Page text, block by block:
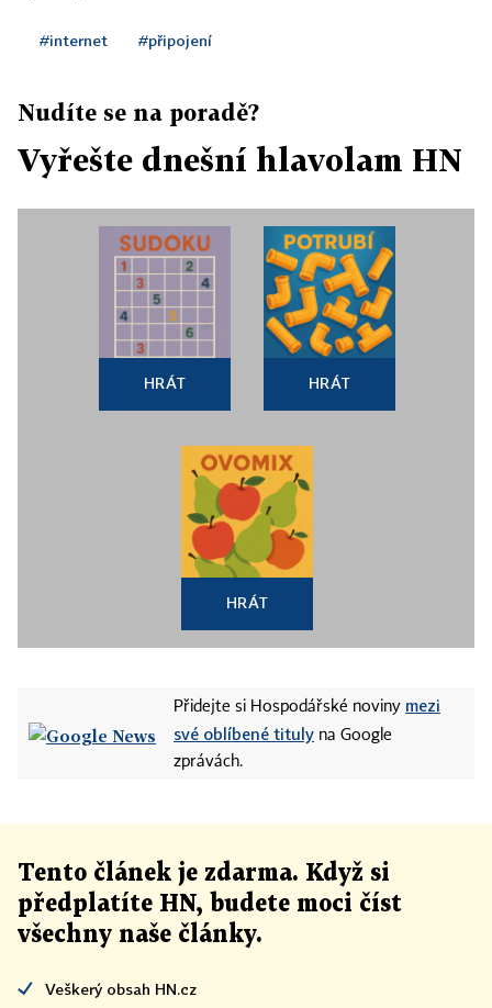
#internet #připojení
Nudíte se na poradě?
Vyřešte dnešní hlavolam HN
HRÁT HRÁT
HRÁT
Přidejte si Hospodářské noviny mezi
své oblíbené tituly na Google
zprávách.
Tento článek je zdarma. Když si
předplatíte HN, budete moci číst
všechny naše články.
Veškerý obsah HN.cz